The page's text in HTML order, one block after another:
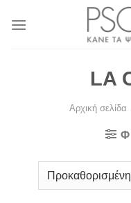
LA
Αρχική σελίδα